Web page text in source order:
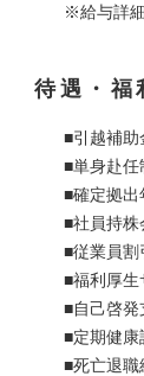
※給与詳
待遇・福
■引越補助
■単身赴任
■確定拠出
■社員持株
■従業員割
■福利厚生
■自己啓発
■定期健康
■死亡退職